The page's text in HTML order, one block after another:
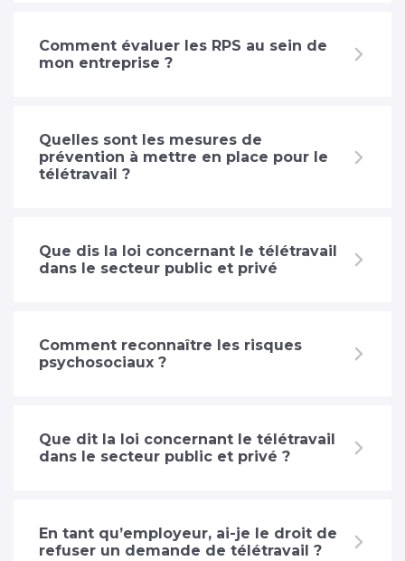
Comment évaluer les RPS au sein de
mon entreprise ?
Quelles sont les mesures de
prévention à mettre en place pour le
télétravail ?
Que dis la loi concernant le télétravail
dans le secteur public et privé
Comment reconnaître les risques
psychosociaux ?
Que dit la loi concernant le télétravail
dans le secteur public et privé ?
En tant qu’employeur, ai-je le droit de
refuser un demande de télétravail ?